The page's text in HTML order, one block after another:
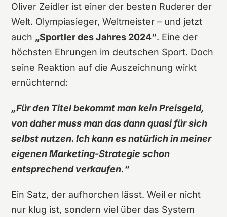
Oliver Zeidler ist einer der besten Ruderer der
Welt. Olympiasieger, Weltmeister – und jetzt
auch „Sportler des Jahres 2024“. Eine der
höchsten Ehrungen im deutschen Sport. Doch
seine Reaktion auf die Auszeichnung wirkt
ernüchternd:
„Für den Titel bekommt man kein Preisgeld,
von daher muss man das dann quasi für sich
selbst nutzen. Ich kann es natürlich in meiner
eigenen Marketing-Strategie schon
entsprechend verkaufen.“
Ein Satz, der aufhorchen lässt. Weil er nicht
nur klug ist, sondern viel über das System